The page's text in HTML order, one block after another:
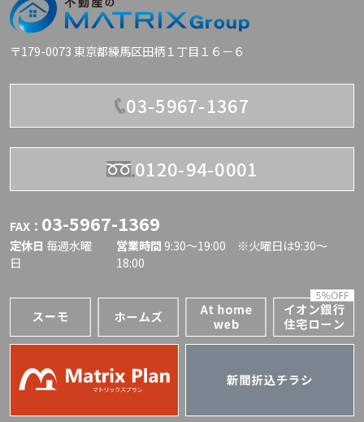
〒179-0073 東京都練馬区田柄１丁目１６－６
03-5967-1367
0120-94-0001
FAX： 03-5967-1369
定休日 毎週水曜
日
営業時間 9:30〜19:00 ※火曜日は9:30～
18:00